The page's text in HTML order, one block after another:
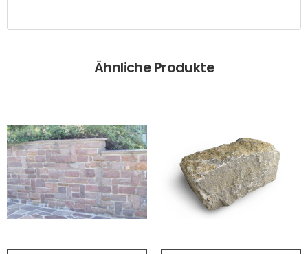
Ähnliche Produkte